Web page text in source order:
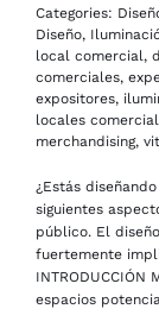
Categories:
Diseño,
local comercial,
comerciales,
expositores,
locales
merchandising,
¿Estás
siguientes
público. El
fuertemente
espacios